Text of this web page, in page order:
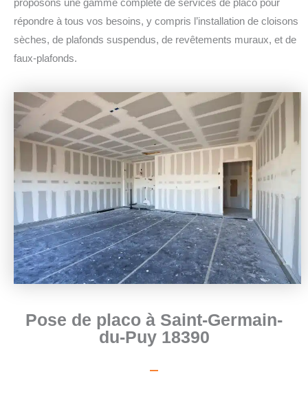
proposons une gamme complète de services de placo pour
répondre à tous vos besoins, y compris l’installation de cloisons
sèches, de plafonds suspendus, de revêtements muraux, et de
faux-plafonds.
Pose de placo à Saint-Germain-
du-Puy 18390